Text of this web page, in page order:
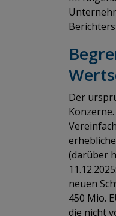
Der
(darüber
11.12.2025:
neuen
450 Mio.
die nicht